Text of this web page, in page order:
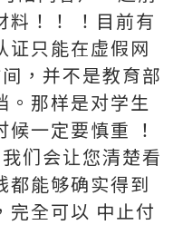
料！！ ！目前有
证只能在虚假网
，并不是教育部
。那样是对学生
一定要慎重 ！
们会让您清楚看
都能够确实得到
完全可以 中止付